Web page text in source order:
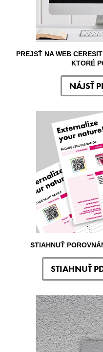
PREJSŤ NA WEB
KTORÉ
NÁJSŤ
STIAHNUŤ
STIAHNUŤ